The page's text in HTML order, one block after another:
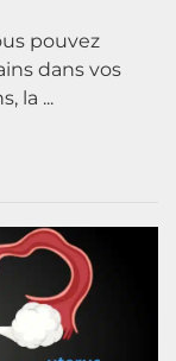
pouvez
dans vos
la ...